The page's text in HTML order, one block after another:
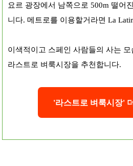
요르 광장에서 남쪽으로 500m 떨어
니다. 메트로를 이용할거라면 La
이색적이고 스페인 사람들의 사는
라스트로 벼룩시장을 추천합니다.
'라스트로 벼룩시장'